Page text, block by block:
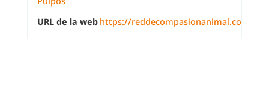
URL de la web https://reddecompasionanimal.com/
Dirección de email